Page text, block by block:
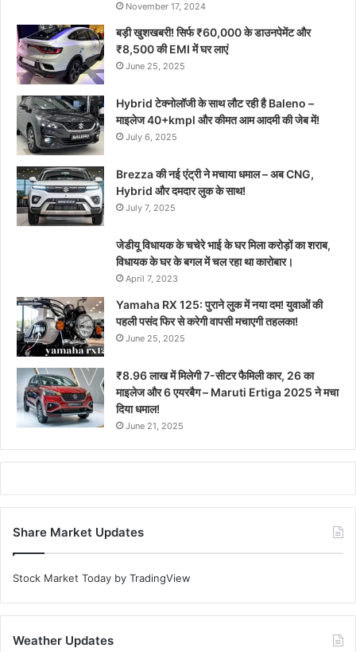
November 17, 2024
बड़ी खुशखबरी! सिर्फ ₹60,000 के डाउनपेमेंट और
₹8,500 की EMI में घर लाएं
June 25, 2025
Hybrid टेक्नोलॉजी के साथ लौट रही है Baleno –
माइलेज 40+kmpl और कीमत आम आदमी की जेब में!
July 6, 2025
Brezza की नई एंट्री ने मचाया धमाल – अब CNG,
Hybrid और दमदार लुक के साथ!
July 7, 2025
जेडीयू विधायक के चचेरे भाई के घर मिला करोड़ों का शराब,
विधायक के घर के बगल में चल रहा था कारोबार।
April 7, 2023
Yamaha RX 125: पुराने लुक में नया दम! युवाओं की
पहली पसंद फिर से करेगी वापसी मचाएगी तहलका!
June 25, 2025
₹8.96 लाख में मिलेगी 7-सीटर फैमिली कार, 26 का
माइलेज और 6 एयरबैग – Maruti Ertiga 2025 ने मचा
दिया धमाल!
June 21, 2025
Share Market Updates
Stock Market Today by TradingView
Weather Updates